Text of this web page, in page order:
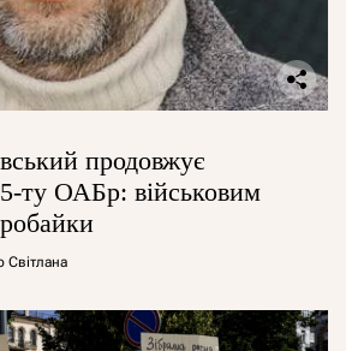
продовжує
ту ОАБр: військовим
Світлана